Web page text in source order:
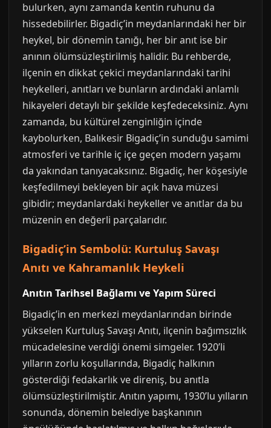
bulurken, aynı zamanda kentin ruhunu da
hissedebilirler. Bigadiç’in meydanlarındaki her bir
heykel, bir dönemin tanığı, her bir anıt ise bir
anının ölümsüzleştirilmiş halidir. Bu rehberde,
ilçenin en dikkat çekici meydanlarındaki tarihi
heykelleri, anıtları ve bunların ardındaki anlamlı
hikayeleri detaylı bir şekilde keşfedeceksiniz. Aynı
zamanda, bu kültürel zenginliğin içinde
kaybolurken, Balıkesir Bigadiç’in sunduğu samimi
atmosferi ve tarihle iç içe geçen modern yaşamı
da yakından tanıyacaksınız. Bigadiç, her köşesiyle
keşfedilmeyi bekleyen bir açık hava müzesi
gibidir; meydanlardaki heykeller ve anıtlar da bu
müzenin en değerli parçalarıdır.
Bigadiç’in Sembolü: Kurtuluş Savaşı
Anıtı ve Kahramanlık Heykeli
Anıtın Tarihsel Bağlamı ve Yapım Süreci
Bigadiç’in en merkezi meydanlarından birinde
yükselen Kurtuluş Savaşı Anıtı, ilçenin bağımsızlık
mücadelesine verdiği önemi simgeler. 1920’li
yılların zorlu koşullarında, Bigadiç halkının
gösterdiği fedakarlık ve direniş, bu anıtla
ölümsüzleştirilmiştir. Anıtın yapımı, 1930’lu yılların
sonunda, dönemin belediye başkanının